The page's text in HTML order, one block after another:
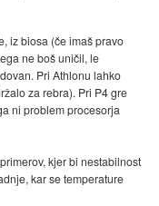
iz biosa (če imaš pravo
ne boš uničil, le
Pri Athlonu lahko
za rebra). Pri P4 gre
ni problem procesorja
kjer bi nestabilnost
kar se temperature